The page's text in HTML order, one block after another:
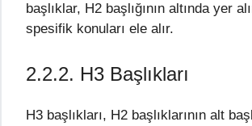
başlıklar, H2 başlığının altında yer
spesifik konuları ele alır.
2.2.2. H3 Başlıkları
H3 başlıkları, H2 başlıklarının alt